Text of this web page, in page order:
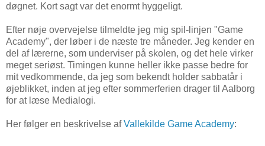
døgnet. Kort sagt var det enormt hyggeligt.
Efter nøje overvejelse tilmeldte jeg mig spil-linjen "Game
Academy", der løber i de næste tre måneder. Jeg kender en
del af lærerne, som underviser på skolen, og det hele virker
meget seriøst. Timingen kunne heller ikke passe bedre for
mit vedkommende, da jeg som bekendt holder sabbatår i
øjeblikket, inden at jeg efter sommerferien drager til Aalborg
for at læse Medialogi.
Her følger en beskrivelse afVallekilde Game Academy: